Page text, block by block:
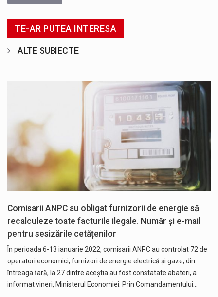
TE-AR PUTEA INTERESA
ALTE SUBIECTE
Comisarii ANPC au obligat furnizorii de energie să
recalculeze toate facturile ilegale. Număr și e-mail
pentru sesizările cetățenilor
În perioada 6-13 ianuarie 2022, comisarii ANPC au controlat 72 de
operatori economici, furnizori de energie electrică și gaze, din
întreaga țară, la 27 dintre aceștia au fost constatate abateri, a
informat vineri, Ministerul Economiei. Prin Comandamentului…